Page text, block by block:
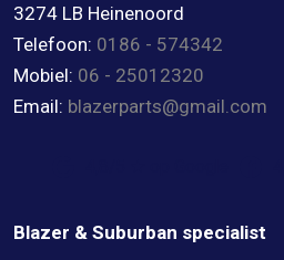
3274 LB Heinenoord
Telefoon: 0186 - 574342
Mobiel: 06 - 25012320
Email: blazerparts@gmail.com
Blazer & Suburban specialist